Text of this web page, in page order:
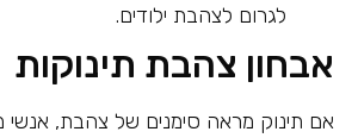
לגרום לצהבת ילודים.
אבחון צהבת תינוקות
אם תינוק מראה סימנים של צהבת, אנשי